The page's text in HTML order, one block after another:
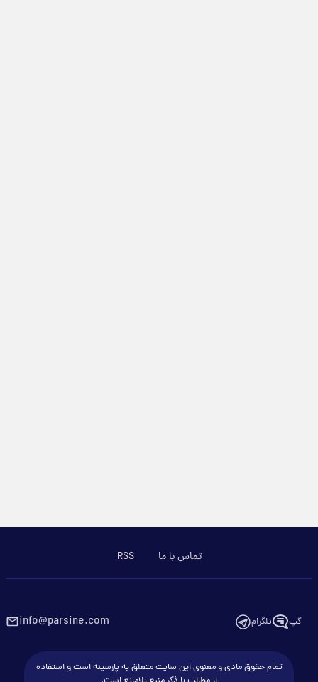
تماس با ما RSS
گپ تلگرام info@parsine.com
تمام حقوق مادی و معنوی این سایت متعلق به پارسینه است و استفاده